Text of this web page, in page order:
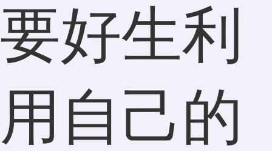
要好生利
用自己的